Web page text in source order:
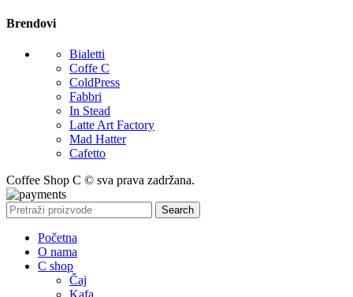
Brendovi
Bialetti
Coffe C
ColdPress
Fabbri
In Stead
Latte Art Factory
Mad Hatter
Cafetto
Coffee Shop C © sva prava zadržana.
Search
Početna
O nama
C shop
Čaj